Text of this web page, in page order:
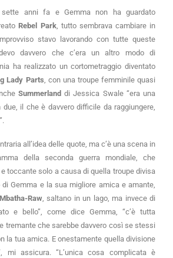
anni fa e Gemma non ha guardato
Rebel Park, tutto sembrava cambiare in
stavo lavorando con tutte queste
davvero che c’era un altro modo di
ha realizzato un cortometraggio diventato
Lady Parts, con una troupe femminile quasi
Summerland di Jessica Swale “era una
il che è davvero difficile da raggiungere,
all’idea delle quote, ma c’è una scena in
della seconda guerra mondiale, che
toccante solo a causa di quella troupe divisa
Gemma e la sua migliore amica e amante,
Raw, saltano in un lago, ma invece di
e bello”, come dice Gemma, “c’è tutta
e tremante che sarebbe davvero così se stessi
la tua amica. E onestamente quella divisione
assicura. “L’unica cosa complicata è